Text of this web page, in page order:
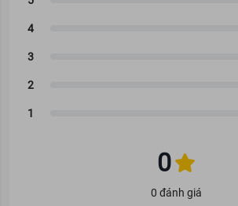
0
0 đánh giá